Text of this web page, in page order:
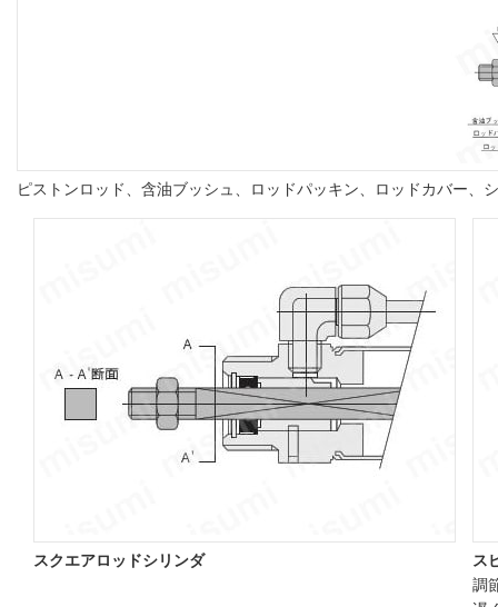
ピストンロッド、含油ブッシュ、ロッドパッキン、ロッドカバー
スクエアロッドシリンダ
ス
調